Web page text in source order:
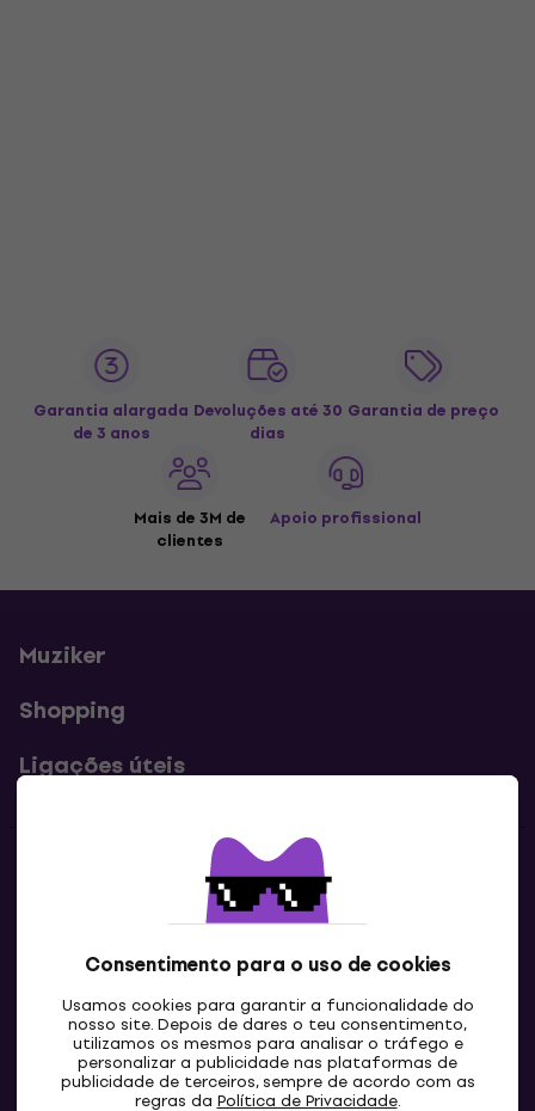
Consentimento para o uso de cookies
Usamos cookies para garantir a funcionalidade do
nosso site. Depois de dares o teu consentimento,
utilizamos os mesmos para analisar o tráfego e
personalizar a publicidade nas plataformas de
publicidade de terceiros, sempre de acordo com as
regras da Política de Privacidade.
Garantia alargada
de 3 anos
Devoluções até 30
dias
Garantia de preço
Mais de 3M de
clientes
Apoio profissional
Muziker
Shopping
Ligações úteis
Contatos
Contacta-nos